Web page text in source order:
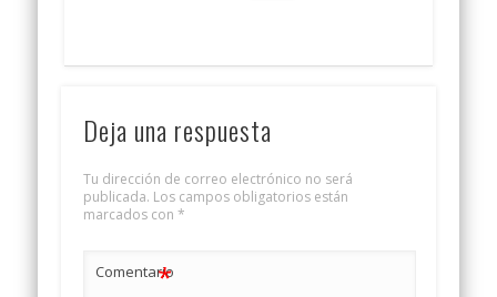
Deja una respuesta
Tu dirección de correo electrónico no será
publicada. Los campos obligatorios están
marcados con *
Comentario
*